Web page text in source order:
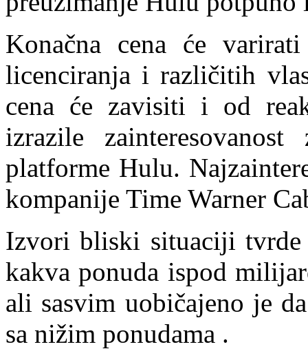
Konačna cena će
licenciranja i različitih
cena će zavisiti i od
izrazile
platforme Hulu.
kompanije Time Warner
Izvori bliski situaciji tvrde
kakva ponuda ispod
ali sasvim uobičajeno je
sa nižim ponudama .